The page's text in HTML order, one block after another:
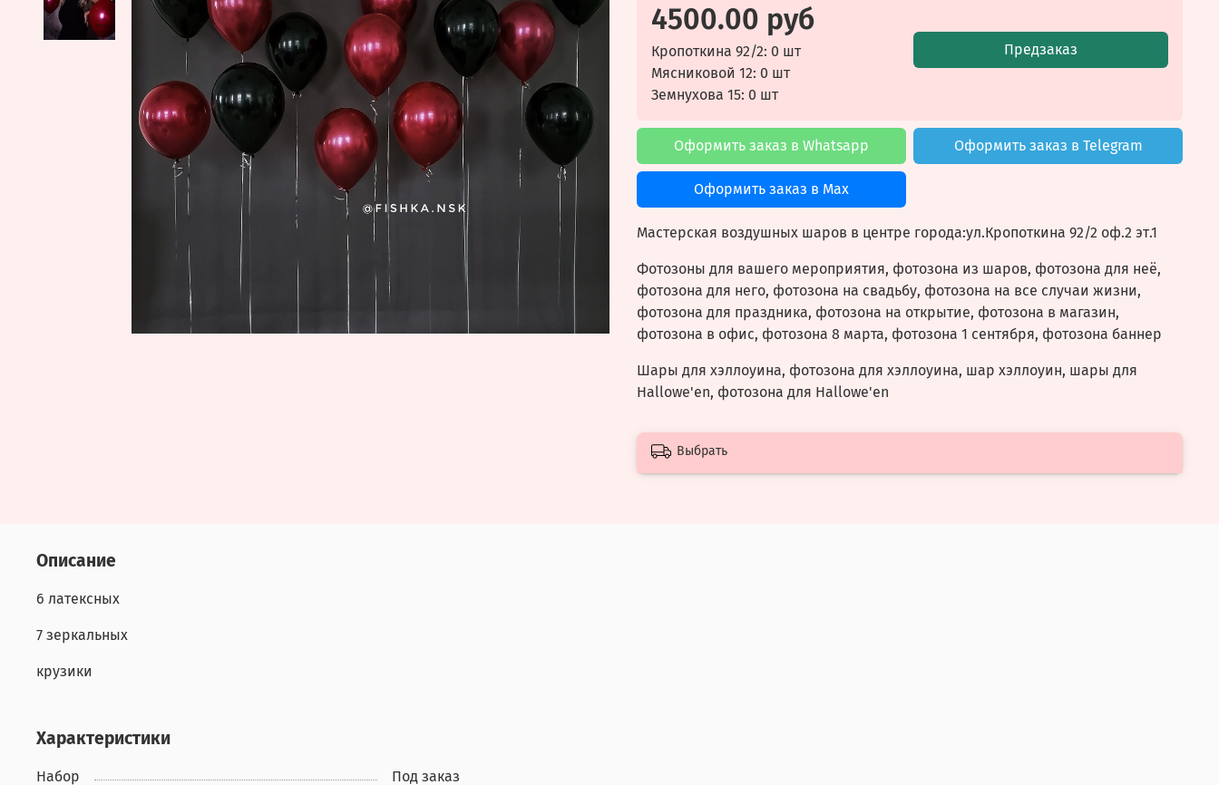
4500.00 руб
Кропоткина 92/2: 0 шт
Мясниковой 12: 0 шт
Земнухова 15: 0 шт
Предзаказ
Оформить заказ в Whatsapp Оформить заказ в Telegram
Оформить заказ в Max
Мастерская воздушных шаров в центре города:ул.Кропоткина 92/2 оф.2 эт.1
Фотозоны для вашего мероприятия, фотозона из шаров, фотозона для неё,
фотозона для него, фотозона на свадьбу, фотозона на все случаи жизни,
фотозона для праздника, фотозона на открытие, фотозона в магазин,
фотозона в офис, фотозона 8 марта, фотозона 1 сентября, фотозона баннер
Шары для хэллоуина, фотозона для хэллоуина, шар хэллоуин, шары для
Hallowe'en, фотозона для Hallowe'en
Выбрать
Описание
6 латексных
7 зеркальных
крузики
Характеристики
Набор Под заказ